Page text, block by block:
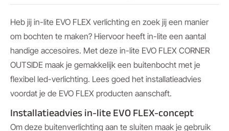
Heb jij in-lite EVO FLEX verlichting en zoek jij een manier
om bochten te maken? Hiervoor heeft in-lite een aantal
handige accesoires. Met deze in-lite EVO FLEX CORNER
OUTSIDE maak je gemakkelijk een buitenbocht met je
flexibel led-verlichting. Lees goed het installatieadvies
voordat je de EVO FLEX producten aanschaft.
Installatieadvies in-lite EVO FLEX-concept
Om deze buitenverlichting aan te sluiten maak je gebruik